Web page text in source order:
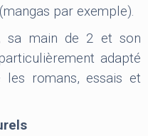
par exemple).
sa main de 2 et son
adapté
les romans, essais et